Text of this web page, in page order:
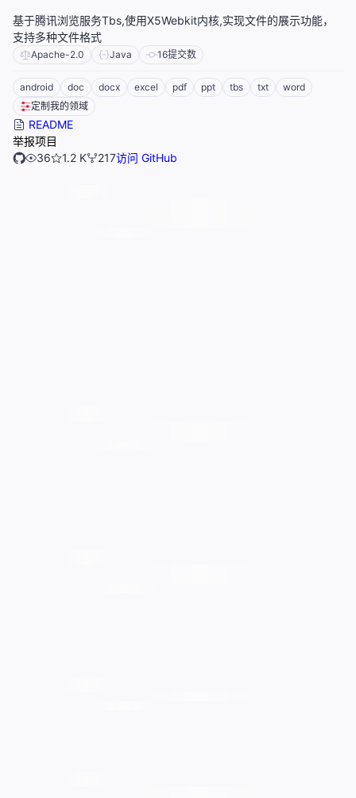
基于腾讯浏览服务Tbs,使用X5Webkit内核,实现文件的展示功能，
支持多种文件格式
Apache-2.0 Java 16提交数
android doc docx excel pdf ppt tbs txt
word
定制我的领域
README
举报项目
36
1.2 K 217访问 GitHub